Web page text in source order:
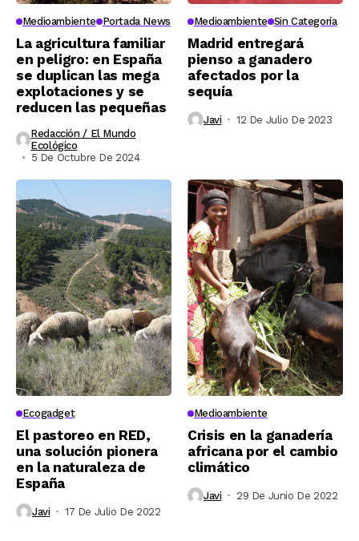
Medioambiente Portada News
La agricultura familiar
en peligro: en España
se duplican las mega
explotaciones y se
reducen las pequeñas
Redacción / El Mundo
Ecológico
5 De Octubre De 2024
Medioambiente Sin Categoría
Madrid entregará
pienso a ganadero
afectados por la
sequía
Javi 12 De Julio De 2023
Ecogadget
El pastoreo en RED,
una solución pionera
en la naturaleza de
España
Javi 17 De Julio De 2022
Medioambiente
Crisis en la ganadería
africana por el cambio
climático
Javi 29 De Junio De 2022